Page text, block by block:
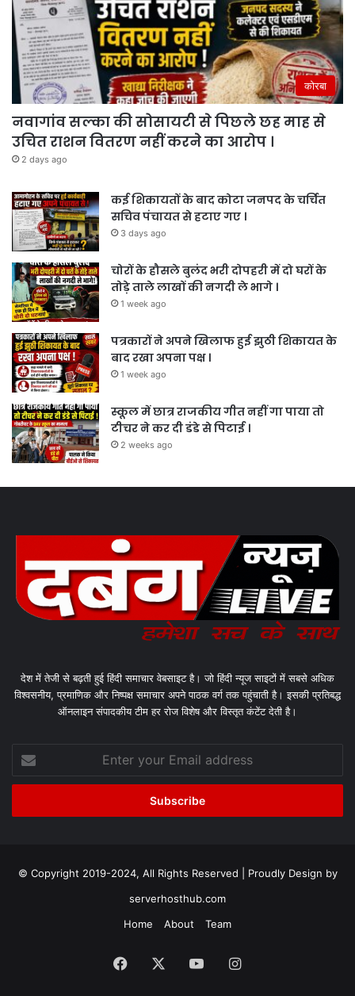
कोरबा
नवागांव सल्का की सोसायटी से पिछले छह माह से
उचित राशन वितरण नहीं करने का आरोप ।
2 days ago
कई शिकायतों के बाद कोटा जनपद के चर्चित
सचिव पंचायत से हटाए गए ।
3 days ago
चोरों के हौसले बुलंद भरी दोपहरी में दो घरों के
तोड़े ताले लाखों की नगदी ले भागे ।
1 week ago
पत्रकारों ने अपने खिलाफ हुई झुठी शिकायत के
बाद रखा अपना पक्ष ।
1 week ago
स्कूल में छात्र राजकीय गीत नहीं गा पाया तो
टीचर ने कर दी डंडे से पिटाई ।
2 weeks ago
देश में तेजी से बढ़ती हुई हिंदी समाचार वेबसाइट है। जो हिंदी न्यूज साइटों में सबसे अधिक
विश्वसनीय, प्रमाणिक और निष्पक्ष समाचार अपने पाठक वर्ग तक पहुंचाती है। इसकी प्रतिबद्ध
ऑनलाइन संपादकीय टीम हर रोज विशेष और विस्तृत कंटेंट देती है।
your
Email
© Copyright 2019-2024, All Rights Reserved | Proudly Design by
serverhosthub.com
Home
About Team
Facebook YouTubeInstagram